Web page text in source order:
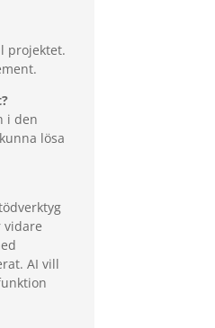
projektet.
i den
lösa
vidare
AI vill